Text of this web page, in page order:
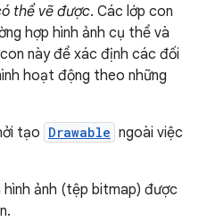
thể vẽ được. Các lớp con
hợp hình ảnh cụ thể và
này để xác định các đối
hoạt động theo những
tạo Drawable ngoài việc
hình ảnh (tệp bitmap) được